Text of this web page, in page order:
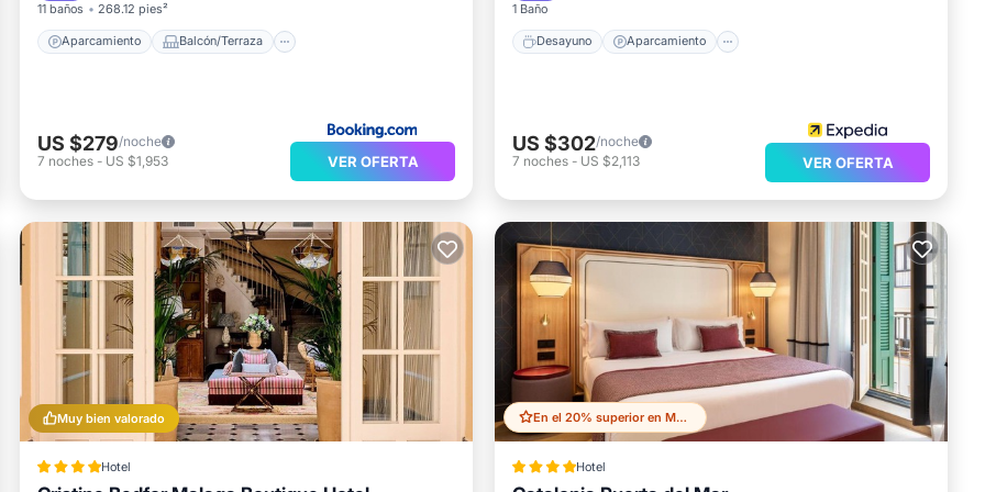
11 baños 268.12 pies²
Aparcamiento Balcón/Terraza
US $279/noche
7 noches - US $1,953 VER OFERTA
1 Baño
Desayuno Aparcamiento
US $302/noche
7 noches - US $2,113 VER OFERTA
Muy bien valorado
Hotel
En el 20% superior en Malaga Historic Centre
Hotel